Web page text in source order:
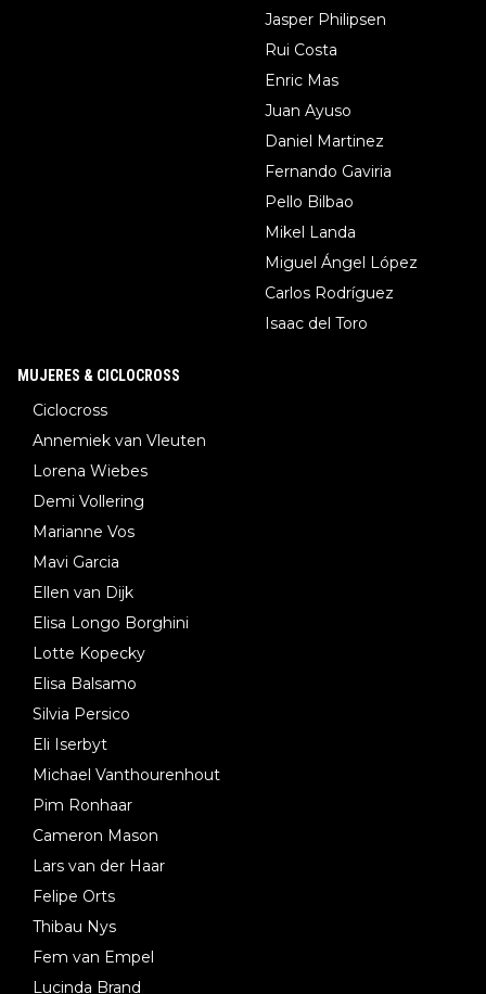
Jasper Philipsen
Rui Costa
Enric Mas
Juan Ayuso
Daniel Martinez
Fernando Gaviria
Pello Bilbao
Mikel Landa
Miguel Ángel López
Carlos Rodríguez
Isaac del Toro
MUJERES & CICLOCROSS
Ciclocross
Annemiek van Vleuten
Lorena Wiebes
Demi Vollering
Marianne Vos
Mavi Garcia
Ellen van Dijk
Elisa Longo Borghini
Lotte Kopecky
Elisa Balsamo
Silvia Persico
Eli Iserbyt
Michael Vanthourenhout
Pim Ronhaar
Cameron Mason
Lars van der Haar
Felipe Orts
Thibau Nys
Fem van Empel
Lucinda Brand